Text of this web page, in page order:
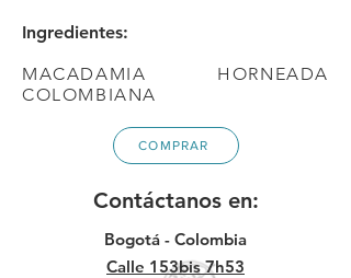
Ingredientes:
MACADAMIA HORNEADA
COLOMBIANA
COMPRAR
Contáctanos en:
Bogotá - Colombia
Calle 153bis 7h53